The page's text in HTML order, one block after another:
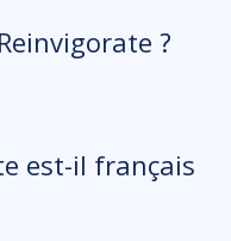
?
est-il français